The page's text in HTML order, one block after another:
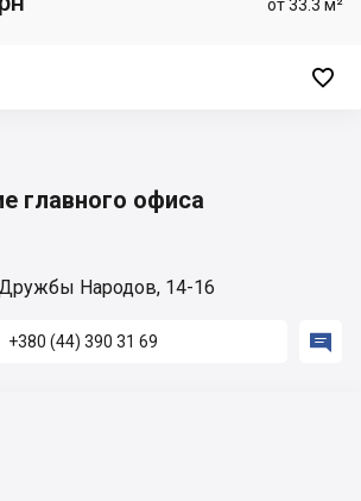
от 33.3 м²

главного офиса
Народов, 14-16
+380 (44) 390 31 69 